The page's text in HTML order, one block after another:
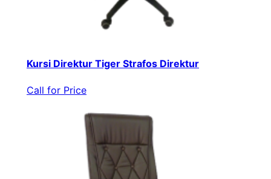
Kursi Direktur Tiger Strafos Direktur
Call for Price